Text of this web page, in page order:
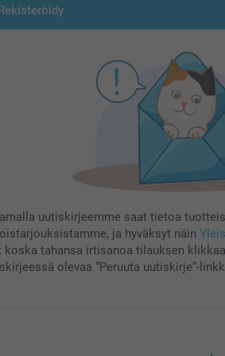
uutiskirjeemme saat tietoa
ja hyväksyt näin
koska tahansa irtisanoa tilauksen
olevaa “Peruuta uutiskirje”-